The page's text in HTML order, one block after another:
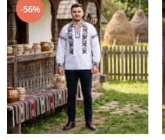
-56%